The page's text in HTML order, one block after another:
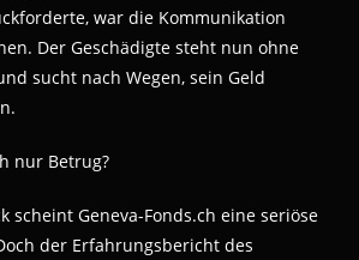
war die Kommunikation
Der Geschädigte steht nun ohne
sucht nach Wegen, sein Geld
nur Betrug?
scheint Geneva-Fonds.ch eine seriöse
der Erfahrungsbericht des